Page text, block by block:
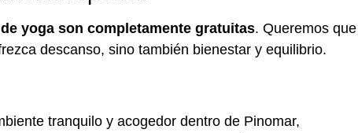
yoga son completamente gratuitas. Queremos que
descanso, sino también bienestar y equilibrio.
tranquilo y acogedor dentro de Pinomar,